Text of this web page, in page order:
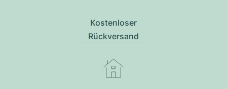
Kostenloser
Rückversand